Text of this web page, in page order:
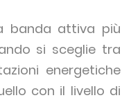
banda attiva più
si sceglie tra
energetiche
con il livello di